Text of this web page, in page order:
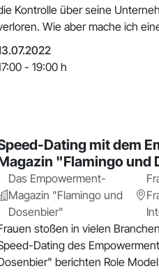
Kontrolle über seine
Wie aber mache ich
- 19:00 h
Dating mit dem
"Flamingo und
Das Empowerment-
Magazin "Flamingo und
Dosenbier"
stoßen in vielen
Dating des
berichten Role